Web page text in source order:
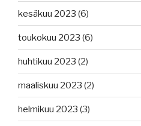
kesäkuu 2023 (6)
toukokuu 2023 (6)
huhtikuu 2023 (2)
maaliskuu 2023 (2)
helmikuu 2023 (3)